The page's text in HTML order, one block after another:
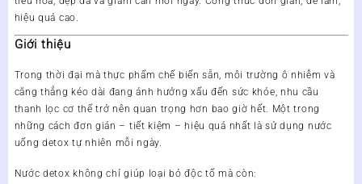
hiệu quả cao.
Giới thiệu
Trong thời đại mà thực phẩm chế biến sẵn, môi trường ô nhiễm và
căng thẳng kéo dài đang ảnh hưởng xấu đến sức khỏe, nhu cầu
thanh lọc cơ thể trở nên quan trọng hơn bao giờ hết. Một trong
những cách đơn giản – tiết kiệm – hiệu quả nhất là sử dụng nước
uống detox tự nhiên mỗi ngày.
Nước detox không chỉ giúp loại bỏ độc tố mà còn: